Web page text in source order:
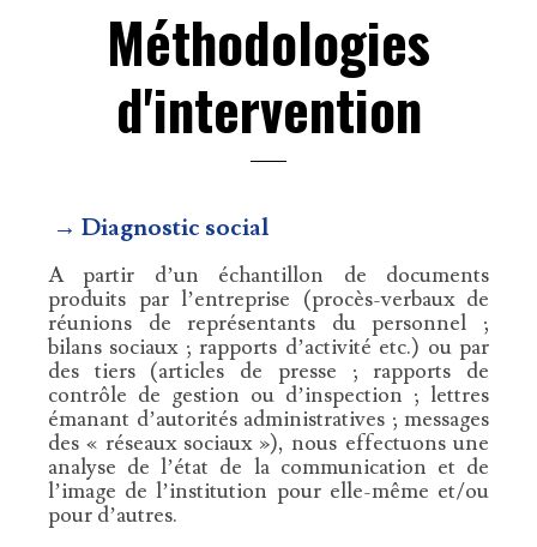
Méthodologies
d'intervention
→ Diagnostic social
A partir d’un échantillon de documents
produits par l’entreprise (procès-verbaux de
réunions de représentants du personnel ;
bilans sociaux ; rapports d’activité etc.) ou par
des tiers (articles de presse ; rapports de
contrôle de gestion ou d’inspection ; lettres
émanant d’autorités administratives ; messages
des « réseaux sociaux »), nous effectuons une
analyse de l’état de la communication et de
l’image de l’institution pour elle-même et/ou
pour d’autres.